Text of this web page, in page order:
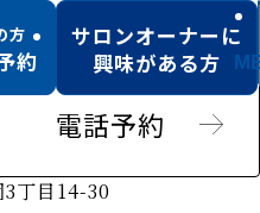
)
紹介のみ男性可
電話予約
丁目14-30
方
約
サロンオーナーに
興味がある方